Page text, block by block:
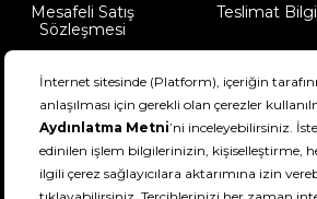
Mesafeli Satış
Sözleşmesi
Teslimat